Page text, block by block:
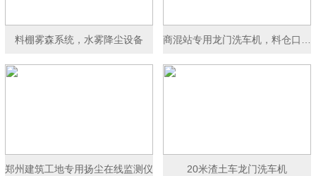
料棚雾森系统，水雾降尘设备 商混站专用龙门洗车机，料仓口洗车机
郑州建筑工地专用扬尘在线监测仪 20米渣土车龙门洗车机